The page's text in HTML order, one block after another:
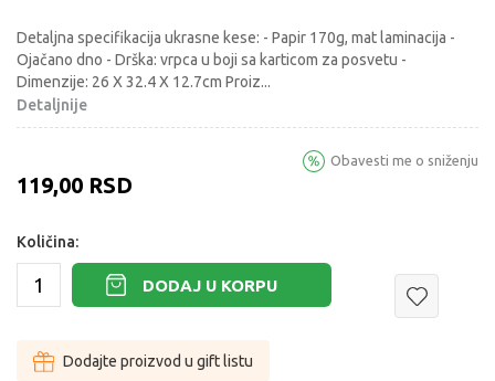
Detaljna specifikacija ukrasne kese: - Papir 170g, mat laminacija -
Ojačano dno - Drška: vrpca u boji sa karticom za posvetu -
Dimenzije: 26 X 32.4 X 12.7cm Proiz...
Detaljnije
119,00 RSD
Obavesti me o sniženju
Količina:
DODAJ U KORPU
Dodajte proizvod u gift listu